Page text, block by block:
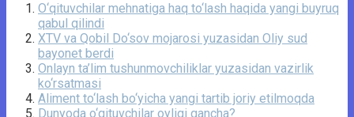
O‘qituvchilar mehnatiga haq to‘lash haqida yangi buyruq
qabul qilindi
XTV va Qobil Do‘sov mojarosi yuzasidan Oliy sud
bayonet berdi
Onlayn ta’lim tushunmovchiliklar yuzasidan vazirlik
ko‘rsatmasi
Aliment to‘lash bo‘yicha yangi tartib joriy etilmoqda
Dunyoda o‘qituvchilar oyligi qancha?